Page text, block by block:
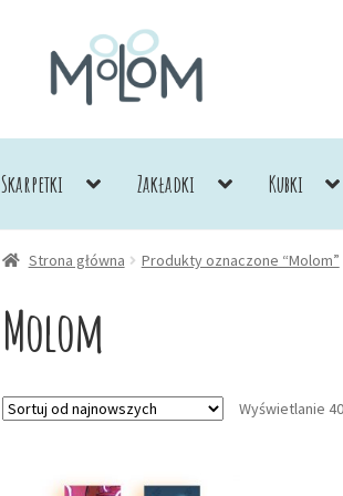
Przejdź
do
nawigacji
Przejdź
do
treści
Skarpetki Zakładki Kubki
Strona główna Produkty oznaczone “Molom”
Molom
Wyświetlanie